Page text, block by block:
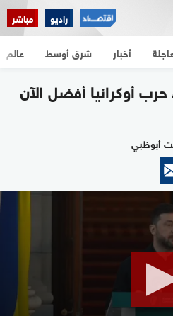
راديو مباشر
أخبار شرق أوسط عالم
أوكرانيا أفضل الآن
0
seconds